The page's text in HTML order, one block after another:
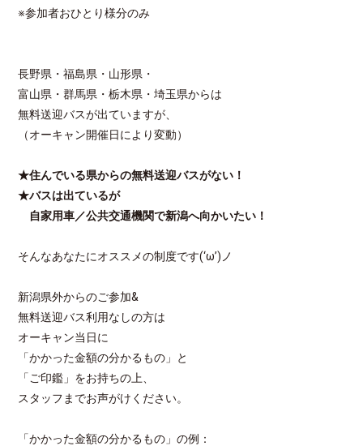
※参加者おひとり様分のみ
長野県・福島県・山形県・
富山県・群馬県・栃木県・埼玉県からは
無料送迎バスが出ていますが、
（オーキャン開催日により変動）
★住んでいる県からの無料送迎バスがない！
★バスは出ているが
自家用車／公共交通機関で新潟へ向かいたい！
そんなあなたにオススメの制度です(‘ω’)ノ
新潟県外からのご参加&
無料送迎バス利用なしの方は
オーキャン当日に
「かかった金額の分かるもの」と
「ご印鑑」をお持ちの上、
スタッフまでお声がけください。
「かかった金額の分かるもの」の例：